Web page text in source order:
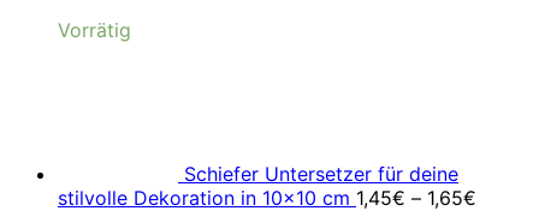
Vorrätig
Schiefer Untersetzer für deine
stilvolle Dekoration in 10x10 cm 1,45€ – 1,65€